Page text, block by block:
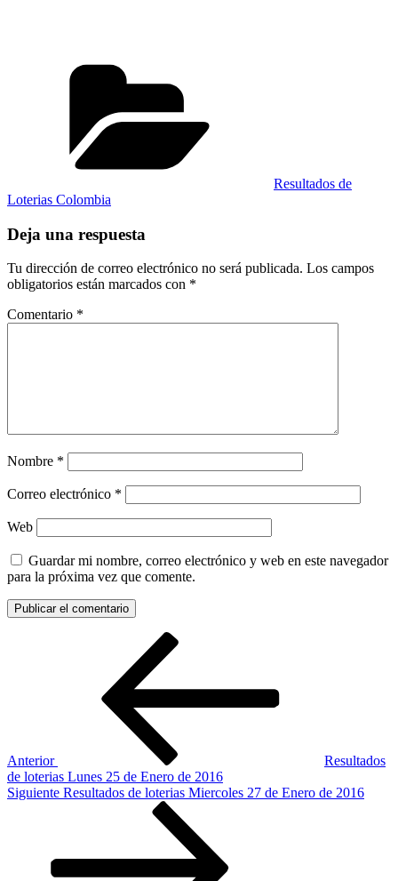
Resultados de
Loterias Colombia
Deja una respuesta
Tu dirección de correo electrónico no será publicada. Los campos
obligatorios están marcados con *
Comentario *
Nombre *
Correo electrónico *
Web
Guardar mi nombre, correo electrónico y web en este navegador
para la próxima vez que comente.
Anterior
Resultados
de loterias Lunes 25 de Enero de 2016
Siguiente
Siguiente Resultados de loterias Miercoles 27 de Enero de 2016